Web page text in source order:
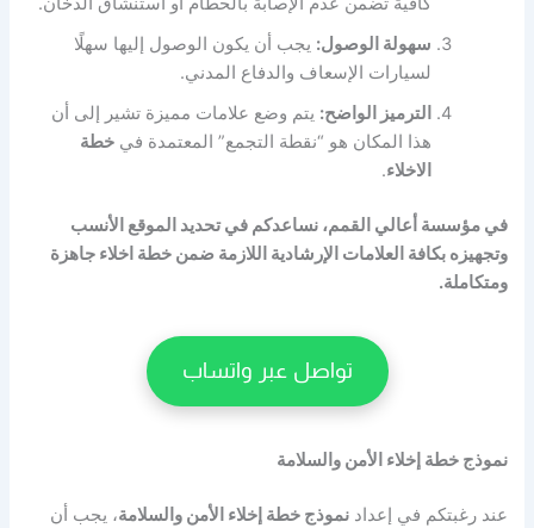
سهولة الوصول: يجب أن يكون الوصول إليها سهلًا
لسيارات الإسعاف والدفاع المدني.
الترميز الواضح: يتم وضع علامات مميزة تشير إلى أن
هذا المكان هو “نقطة التجمع” المعتمدة فيخطة
الاخلاء.
في مؤسسة أعالي القمم، نساعدكم في تحديد الموقع الأنسب
وتجهيزه بكافة العلامات الإرشادية اللازمة ضمنخطة اخلاء جاهزة
ومتكاملة.
تواصل عبر واتساب
نموذج خطة إخلاء الأمن والسلامة
عند رغبتكم في إعدادنموذج خطة إخلاء الأمن والسلامة، يجب أن